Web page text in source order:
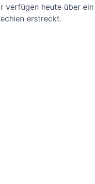
verfügen heute über
erstreckt.